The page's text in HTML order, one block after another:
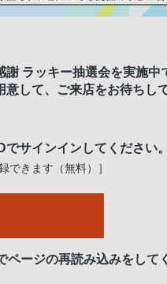
ラッキー抽選会を実施中
して、ご来店をお待ちし
サインインしてください。
できます（無料）］
ージの再読み込みをして